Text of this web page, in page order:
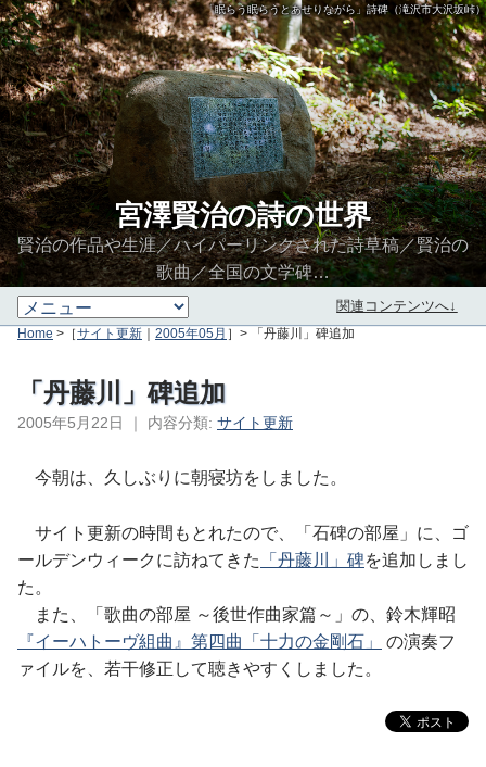
「眠らう眠らうとあせりながら」詩碑（滝沢市大沢坂峠）
宮澤賢治の詩の世界
賢治の作品や生涯／ハイパーリンクされた詩草稿／賢治の
歌曲／全国の文学碑…
関連コンテンツへ↓
Home >［サイト更新 ｜ 2005年05月 ］> 「丹藤川」碑追加
「丹藤川」碑追加
2005年5月22日 ｜ 内容分類: サイト更新
今朝は、久しぶりに朝寝坊をしました。
サイト更新の時間もとれたので、「石碑の部屋」に、ゴ
ールデンウィークに訪ねてきた
「丹藤川」碑を追加しまし
た。
また、「歌曲の部屋 ～後世作曲家篇～」の、鈴木輝昭
『イーハトーヴ組曲』第四曲「十力の金剛石」
の演奏フ
ァイルを、若干修正して聴きやすくしました。